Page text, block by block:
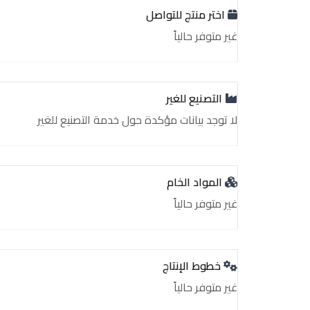
اختر منتج للتواصل
غير متوفر حالياً
التصنيع للغير
لا توجد بيانات مؤكدة حول خدمة التصنيع للغير
المواد الخام
غير متوفر حالياً
خطوط الإنتاج
غير متوفر حالياً